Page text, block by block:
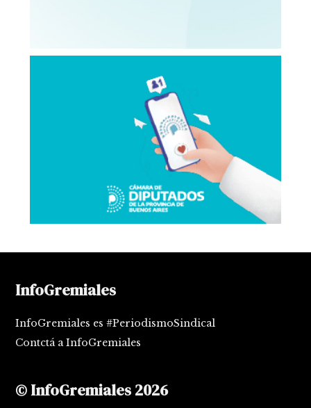
InfoGremiales
InfoGremiales es #PeriodismoSindical
Contctá a InfoGremiales
© InfoGremiales 2026